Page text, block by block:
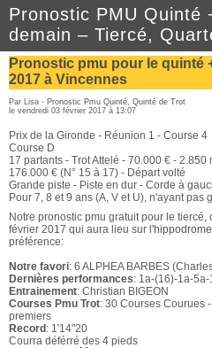
Pronostic PMU Quinté
demain – Tiercé,
Pronostic pmu pour le quinté
2017 à Vincennes
Par Lisa - Pronostic Pmu Quinté, Quinté de Trot
le vendredi 03 février 2017 à 13:07
Prix de la Gironde - Réunion 1 - Course 4
Course D
17 partants - Trot Attelé - 70.000 € -
176.000 € (N° 15 à 17) - Départ volté
Grande piste - Piste en dur - Corde à
Pour 7, 8 et 9 ans (A, V et U), n'ayant pas
Notre pronostic pmu gratuit pour le
février 2017 qui aura lieu sur l'
préférence:
Notre favori: 6 ALPHEA BARBES
Dernières performances: 1a-(16)-1a-
Entrainement: Christian BIGEON
Courses Pmu Trot: 30 Courses Courues
premiers
Record : 1'14"20
Courra déférré des 4 pieds